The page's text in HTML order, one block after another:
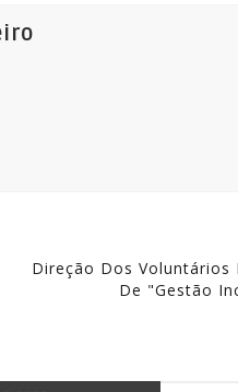
Direção Dos Voluntários
De "Gestão